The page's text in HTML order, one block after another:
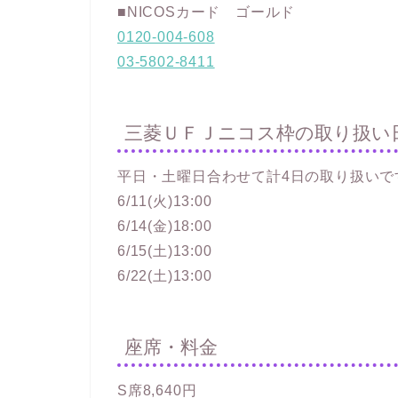
■NICOSカード ゴールド
0120-004-608
03-5802-8411
三菱ＵＦＪニコス枠の取り扱い
平日・土曜日合わせて計4日の取り扱いで
6/11(火)13:00
6/14(金)18:00
6/15(土)13:00
6/22(土)13:00
座席・料金
S席8,640円